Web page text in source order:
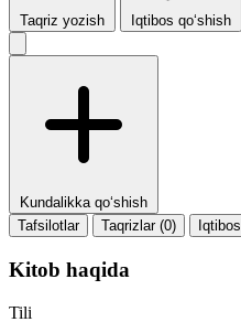
Taqriz yozish Iqtibos qo‘shish
Kundalikka qo‘shish
Tafsilotlar
Taqrizlar (0)
Kitob haqida
Tili